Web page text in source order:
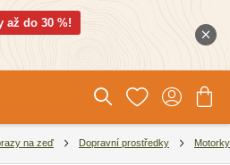
až do 30 %!
na zeď Dopravní prostředky Motorky